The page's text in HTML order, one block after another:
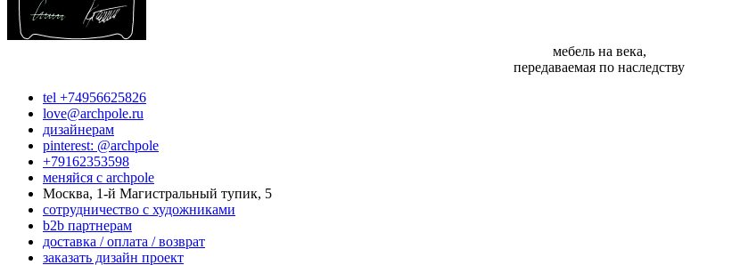
мебель на века,
передаваемая по наследству
tel +74956625826
love@archpole.ru
дизайнерам
pinterest: @archpole
+79162353598
меняйся с аrchpole
Москва, 1-й Магистральный тупик, 5
cотрудничество с художниками
b2b партнерам
доставка / оплата / возврат
заказать дизайн проект